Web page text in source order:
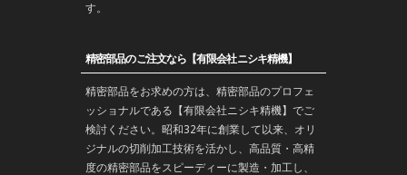
す。
精密部品のご注文なら【有限会社ニシキ精機】
精密部品をお求めの方は、精密部品のプロフェ
ッショナルである【有限会社ニシキ精機】でご
検討ください。昭和32年に創業して以来、オリ
ジナルの切削加工技術を活かし、高品質・高精
度の精密部品をスピーディーに製造・加工し、